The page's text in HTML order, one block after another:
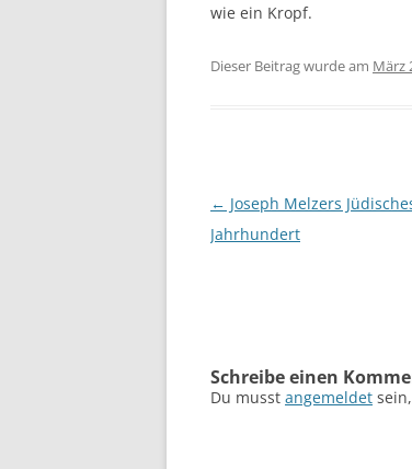
wie ein Kropf.
Dieser Beitrag wurde am März
Beitragsnavigation
← Joseph Melzers
Jahrhundert
Schreibe einen
Du musst angemeldet